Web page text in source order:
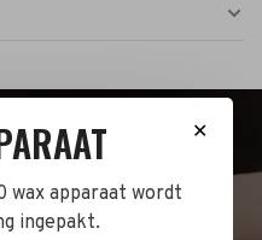
WINKEL!
wij ook een fysieke
✕
wax apparaat wordt
ingepakt.